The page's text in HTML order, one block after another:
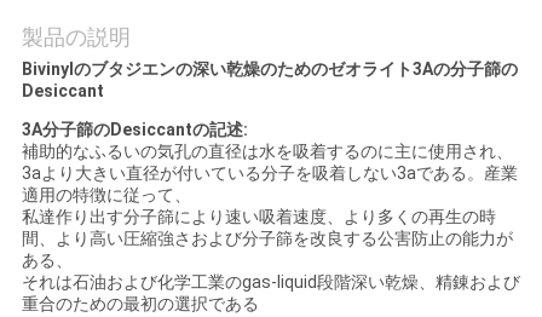
品
質
管
理
お
問
製品の説明
Bivinylのブタジエンの深い乾燥のためのゼオライト3Aの分子篩の
Desiccant
3A分子篩のDesiccantの記述:
補助的なふるいの気孔の直径は水を吸着するのに主に使用され、
3aより大きい直径が付いている分子を吸着しない3aである。産業
適用の特徴に従って、
私達作り出す分子篩により速い吸着速度、より多くの再生の時
間、より高い圧縮強さおよび分子篩を改良する公害防止の能力が
ある、
それは石油および化学工業のgas-liquid段階深い乾燥、精錬および
重合のための最初の選択である